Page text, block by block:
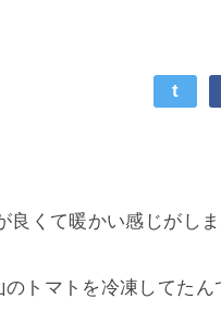
t
良くて暖かい感じがし
のトマトを冷凍してた